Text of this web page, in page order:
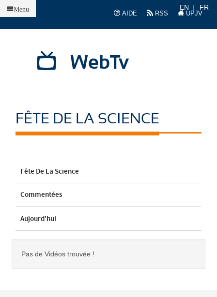
AIDE
RSS UPJV
EN FR
WebTv
Menu
FÊTE DE LA SCIENCE
Fête De La Science
Commentées
Aujourd'hui
Pas de Vidéos trouvée !